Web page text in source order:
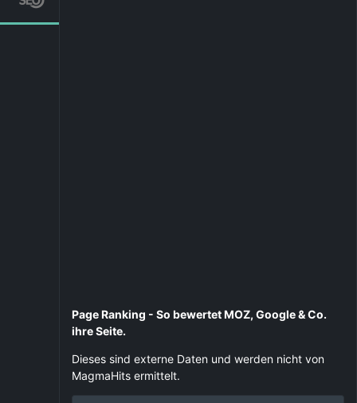
Page Ranking - So bewertet MOZ, Google & Co.
ihre Seite.
Dieses sind externe Daten und werden nicht von
MagmaHits ermittelt.